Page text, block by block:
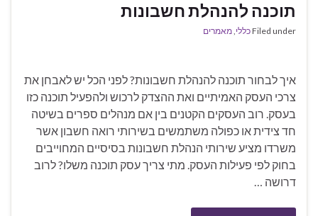
תוכנה להנהלת חשבונות
Filed underכללי,מאמרים
איך לבחור תוכנה להנהלת חשבונות? לפני הכל יש לאבחן את
צרכי העסק האמיתיים ואת ההצדק לרכוש ולהפעיל תוכנה כזו
בעסק. רוב העסקים הקטנים בין אם מנהלים ספרים בשיטה
חד צידית או כפולה משתמשים בשירותי רואה חשבון אשר
משרדו מציע שירותי הנהלת חשבונות בסיסיים המחוייבים
בחוק לפי פעילות העסק. מתי צריך עסק תוכנה משלו? לרוב
דרושה …